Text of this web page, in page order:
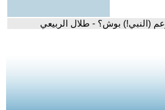
(النبي!) بوش؟ - طلال الربيعي